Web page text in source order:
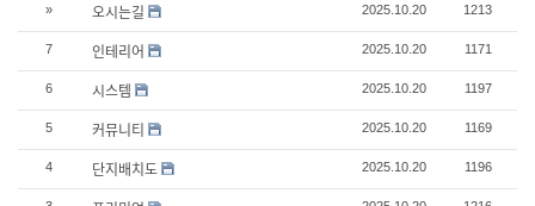
» 오시는길 2025.10.20 1213
7 인테리어 2025.10.20 1171
6 시스템 2025.10.20 1197
5 커뮤니티 2025.10.20 1169
4 단지배치도 2025.10.20 1196